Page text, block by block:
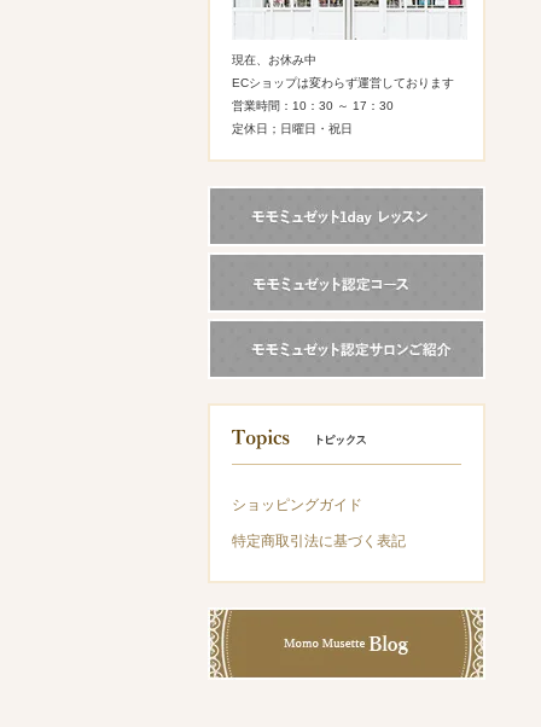
現在、お休み中
ECショップは変わらず運営しております
営業時間：10：30 ～ 17：30
定休日；日曜日・祝日
ショッピングガイド
特定商取引法に基づく表記